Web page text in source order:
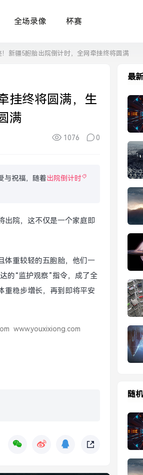
全场录像 杯赛
新疆5胞胎出院倒计时，全网牵挂终将圆满
挂终将圆满，生
满
1076 0
与祝福，随着出院倒计时
出院，这不仅是一个家庭即
体重较轻的五胞胎，他们一
的“监护观察”指令，成了全
重稳步增长，再到即将平安
www.youxixiong.com
最
随